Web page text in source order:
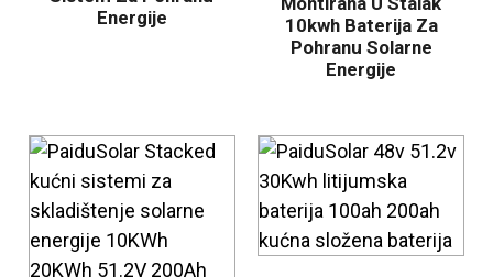
Energije
10kwh Baterija Za
Pohranu Solarne
Energije